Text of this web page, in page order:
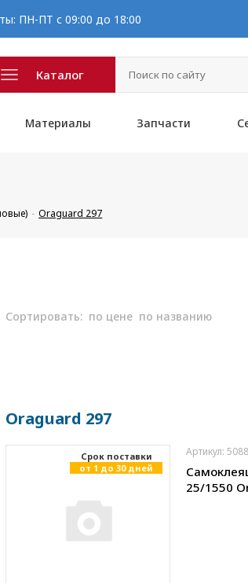
ПН-ПТ с 09:00 до 18:00
Каталог
Материалы Запчасти
Oraguard 297
Сортировать: по цене по названию
Oraguard 297
Cрок поставки
от 1 до 30 дней
Артикул:
25/1550